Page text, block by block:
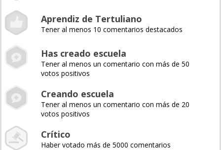
Aprendiz de Tertuliano
Tener al menos 10 comentarios destacados
Has creado escuela
Tener al menos un comentario con más de 50
votos positivos
Creando escuela
Tener al menos un comentario con más de 20
votos positivos
Crítico
Haber votado más de 5000 comentarios